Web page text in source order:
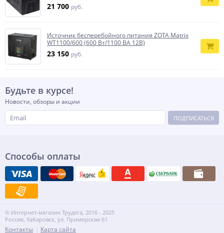
21 700 руб.
Источник бесперебойного питания ZOTA Matrix
WТ1100/600 (600 Вт/1100 ВА 12В)
23 150 руб.
Будьте в курсе!
Новости, обзоры и акции
ПОДПИСАТЬСЯ
Способы оплаты
© Интернет-магазин Трудяга, 2016 - 2025
Россия, Хабаровск, ул. Приморская 61
Контакты Карта сайта